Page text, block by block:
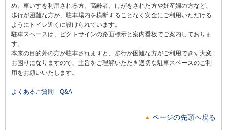
め、車いすを利用される方、高齢者、けがをされた方や妊産婦の方など、
歩行が困難な方が、駐車場内を横断することなく安全にご利用いただける
ようにトイレ近くに設けられています。
駐車スペースは、ピクトサインの路面標示と案内看板でご案内しておりま
す。
本来の目的外の方が駐車されますと、歩行が困難な方がご利用できず大変
お困りになりますので、主旨をご理解いただき適切な駐車スペースのご利
用をお願いいたします。
よくあるご質問 Q&A
ページの先頭へ戻る